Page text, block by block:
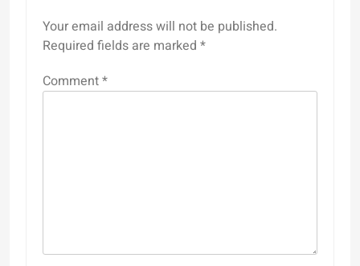
Your email address will not be published.
Required fields are marked *
Comment*